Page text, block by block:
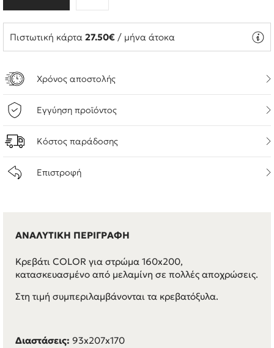
Πιστωτική κάρτα 27.50€ / μήνα άτοκα
Χρόνος αποστολής
Εγγύηση προϊόντος
Κόστος παράδοσης
Επιστροφή
ΑΝΑΛΥΤΙΚΗ ΠΕΡΙΓΡΑΦΗ
Κρεβάτι COLOR για στρώμα 160x200,
κατασκευασμένο από μελαμίνη σε πολλές αποχρώσεις.
Στη τιμή συμπεριλαμβάνονται τα κρεβατόξυλα.
Διαστάσεις: 93x207x170